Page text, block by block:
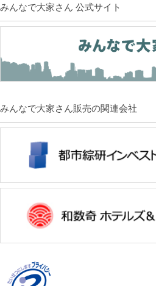
みんなで大家さん 公式サイト
みんなで大家さん販売の関連会社